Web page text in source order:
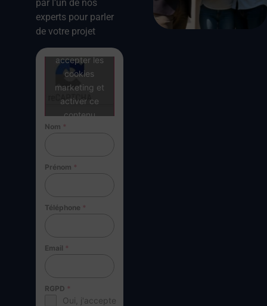
par l’un de nos
experts pour parler
de votre projet
Cliquez pour
accepter les
cookies
marketing et
activer ce
contenu
Nom *
Prénom *
Téléphone *
Email *
RGPD *
Oui, j'accepte